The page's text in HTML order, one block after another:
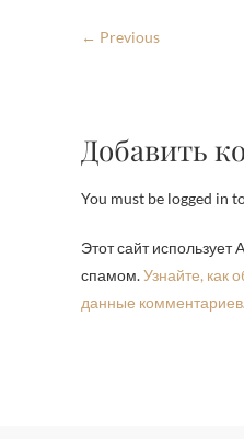
← Previous
Добавить
You must be logged in
Этот сайт
спамом.Узнайте, как
данные комментариев